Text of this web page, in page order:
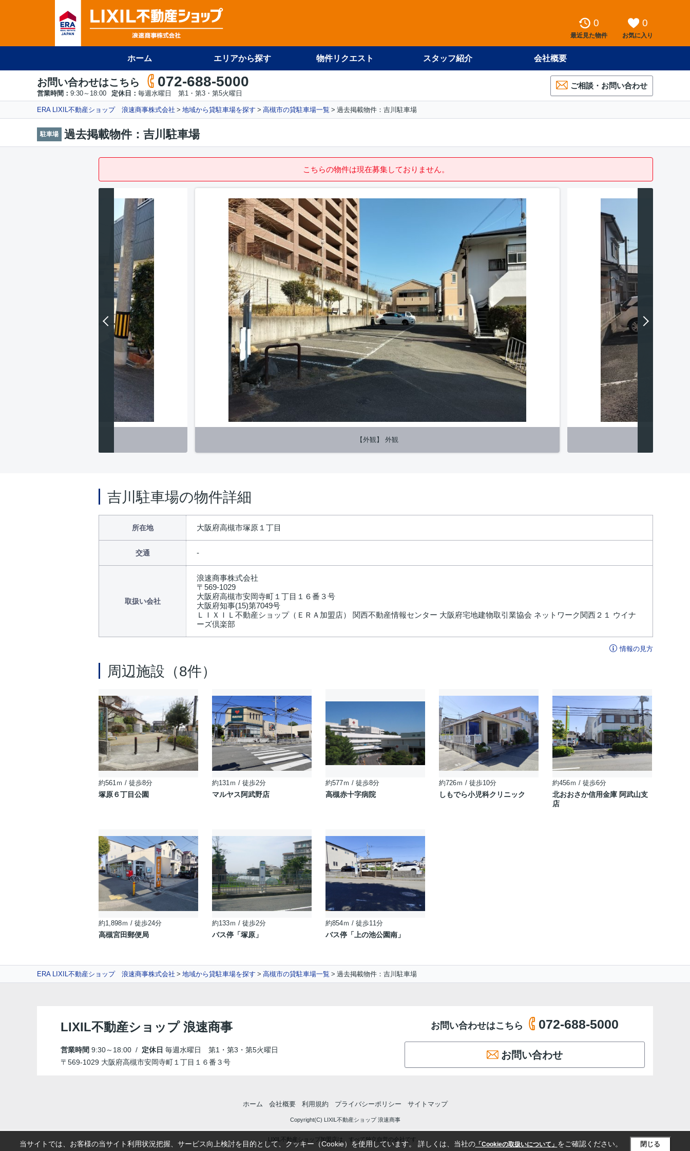
0
最近見た物件
0
お気に入り
ホーム エリアから探す 物件リクエスト スタッフ紹介 会社概要
お問い合わせはこちら 072-688-5000
営業時間： 9:30～18:00 定休日： 毎週水曜日 第1・第3・第5火曜日
ご相談・お問い合わせ
ERA LIXIL不動産ショップ 浪速商事株式会社 地域から貸駐車場を探す 高槻市の貸駐車場一覧 過去掲載物件：吉川駐車場
駐車場 過去掲載物件：吉川駐車場
こちらの物件は現在募集しておりません。
【外観】 外観
吉川駐車場の物件詳細
所在地 大阪府高槻市塚原１丁目
交通
取扱い会社
浪速商事株式会社
〒569-1029
大阪府高槻市安岡寺町１丁目１６番３号
大阪府知事(15)第7049号
ＬＩＸＩＬ不動産ショップ（ＥＲＡ加盟店） 関西不動産情報センター 大阪府宅地建物取引業協会 ネットワーク関西２１ ウイナ
ーズ倶楽部
情報の見方
周辺施設（8件）
約561ｍ / 徒歩8分
塚原６丁目公園
約131ｍ / 徒歩2分
マルヤス阿武野店
約577ｍ / 徒歩8分
高槻赤十字病院
約726ｍ / 徒歩10分
しもでら小児科クリニック
約456ｍ / 徒歩6分
北おおさか信用金庫 阿武山支
店
約1,898ｍ / 徒歩24分
高槻宮田郵便局
約133ｍ / 徒歩2分
バス停「塚原」
約854ｍ / 徒歩11分
バス停「上の池公園南」
ERA LIXIL不動産ショップ 浪速商事株式会社 地域から貸駐車場を探す 高槻市の貸駐車場一覧 過去掲載物件：吉川駐車場
LIXIL不動産ショップ 浪速商事
営業時間 9:30～18:00 / 定休日 毎週水曜日 第1・第3・第5火曜日
〒569-1029 大阪府高槻市安岡寺町１丁目１６番３号
お問い合わせはこちら 072-688-5000
お問い合わせ
ホーム 会社概要 利用規約 プライバシーポリシー サイトマップ
Copyright(C) LIXIL不動産ショップ 浪速商事
LIXIL不動産ショップ加盟店は、すべて独立自営の会社です。
当サイトでは、お客様の当サイト利用状況把握、サービス向上検討を目的として、クッキー（Cookie）を使用しています。 詳しくは、当社の「Cookieの取扱いについて」 をご確認ください。 閉じる